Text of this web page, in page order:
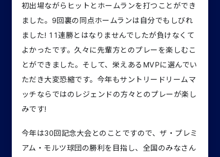
初出場ながらヒットとホームランを打つことができ
ました。9回裏の同点ホームランは自分でもしびれ
ました! 11連勝とはなりませんでしたが負けなくて
よかったです。久々に先輩方とのプレーを楽しむこ
とができました。そして、栄えあるMVPに選んでい
ただき大変恐縮です。今年もサントリードリームマ
ッチならではのレジェンドの方々とのプレーが楽し
みです!
今年は30回記念大会とのことですので、ザ・プレミ
アム・モルツ球団の勝利を目指し、全国のみなさん